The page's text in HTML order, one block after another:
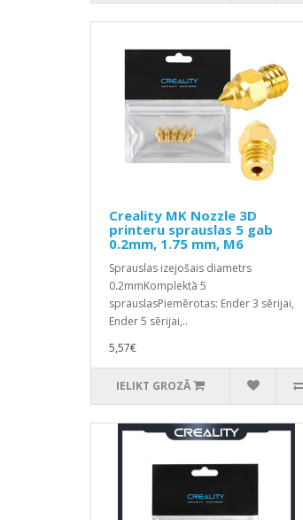
Creality MK Nozzle 3D
printeru sprauslas 5 gab
0.2mm, 1.75 mm, M6
Sprauslas izejošais diametrs
0.2mmKomplektā 5
sprauslasPiemērotas: Ender 3 sērijai,
Ender 5 sērijai,..
5,57€
IELIKT GROZĀ